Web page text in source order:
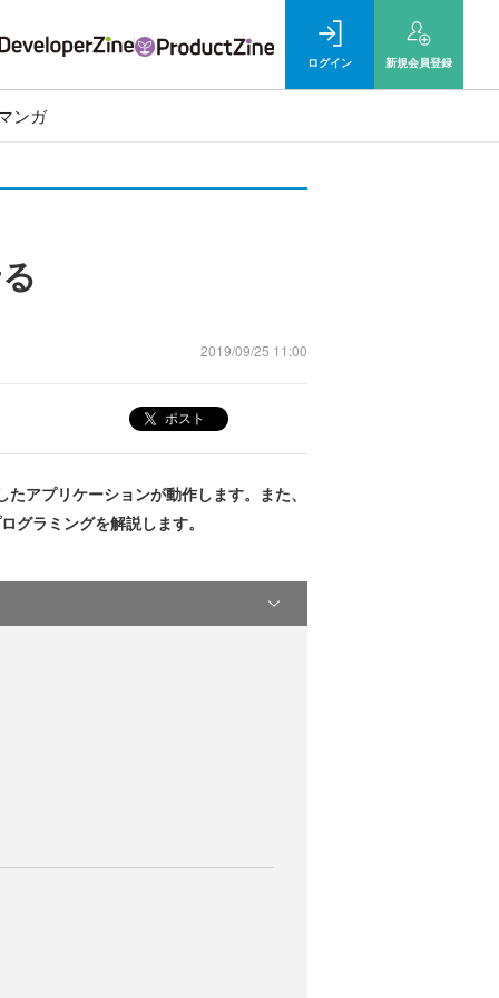
ログイン 新規会員登録
ンガ
2019/09/25 11:00
ポスト
プリケーションが動作します。また、
ラミングを解説します。